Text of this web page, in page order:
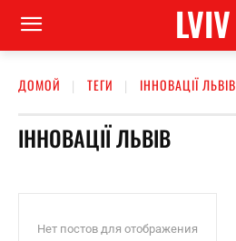
LVIV
ДОМОЙ ТЕГИ ІННОВАЦІЇ ЛЬВІВ
ІННОВАЦІЇ ЛЬВІВ
Нет постов для отображения